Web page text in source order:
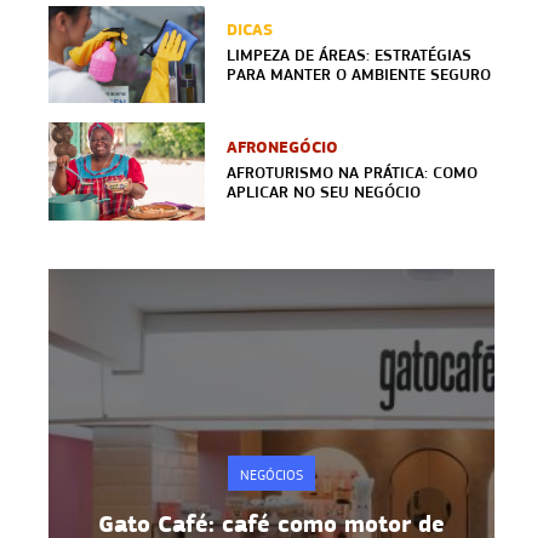
DICAS
LIMPEZA DE ÁREAS: ESTRATÉGIAS
PARA MANTER O AMBIENTE SEGURO
AFRONEGÓCIO
AFROTURISMO NA PRÁTICA: COMO
APLICAR NO SEU NEGÓCIO
NEGÓCIOS
Gato Café: café como motor de